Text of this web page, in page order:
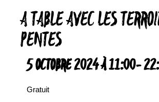
A TABLE AVEC LES
PENTES
5 OCTOBRE 2024 À 11:00-
Gratuit